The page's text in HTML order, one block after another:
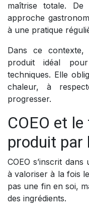
maîtrise totale.
approche
à une pratique
Dans ce
produit idéal
techniques. Elle
chaleur, à
progresser.
COEO et
produit par
COEO s’inscrit
à valoriser à la fois
pas une fin en soi,
des ingrédients.